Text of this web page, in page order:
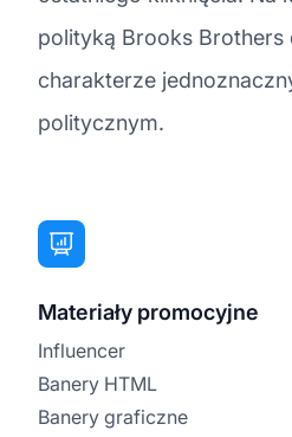
polityką Brooks
charakterze
politycznym.
Materiały promocyjne
Influencer
Banery HTML
Banery graficzne